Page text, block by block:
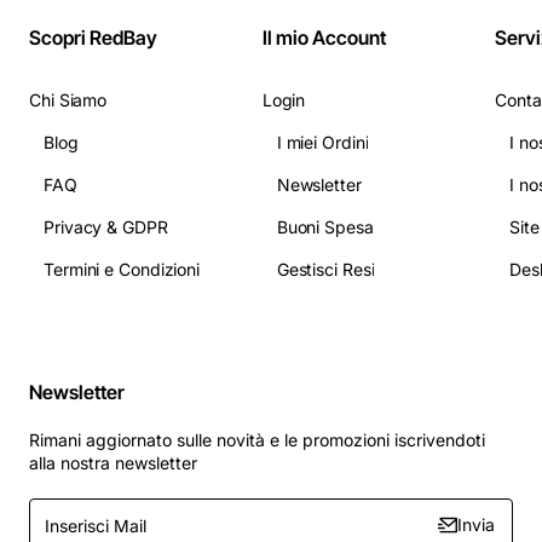
Scopri RedBay
Chi Siamo
Blog
FAQ
Privacy & GDPR
Termini e Condizioni
Il mio Account
Login
I miei Ordini
Newsletter
Buoni Spesa
Gestisci Resi
I
I
Newsletter
Rimani aggiornato sulle novità e le promozioni iscrivendoti
alla nostra newsletter
Inserisci
Mail
Invia